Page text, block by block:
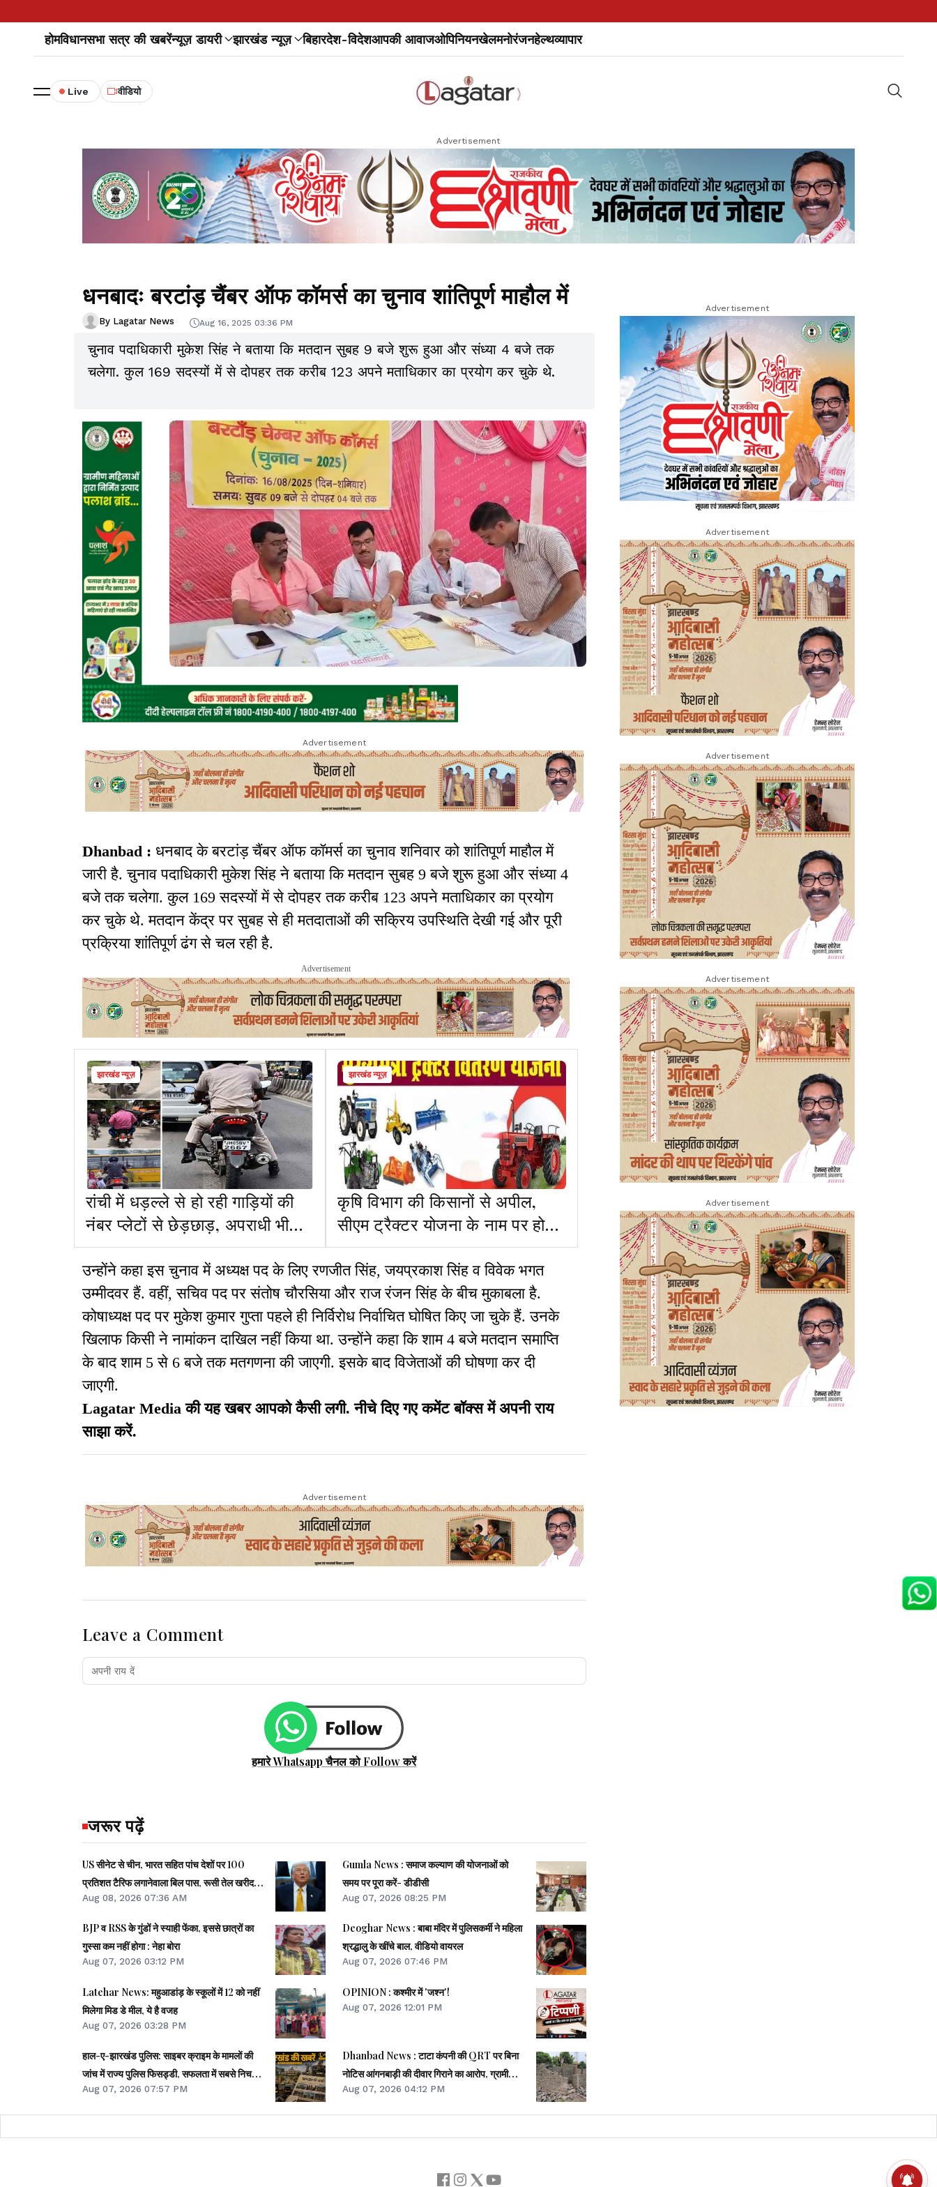
होमविधानसभा सत्र की खबरेंन्यूज़ डायरी झारखंड न्यूज़ बिहारदेश-विदेशआपकी आवाजओपिनियनखेलमनोरंजनहेल्थव्यापार
Live वीडियो
Advertisement
धनबादः बरटांड़ चैंबर ऑफ कॉमर्स का चुनाव शांतिपूर्ण माहौल में
By Lagatar News Aug 16, 2025 03:36 PM
चुनाव पदाधिकारी मुकेश सिंह ने बताया कि मतदान सुबह 9 बजे शुरू हुआ और संध्या 4 बजे तक
चलेगा. कुल 169 सदस्यों में से दोपहर तक करीब 123 अपने मताधिकार का प्रयोग कर चुके थे.
Advertisement
Dhanbad : धनबाद के बरटांड़ चैंबर ऑफ कॉमर्स का चुनाव शनिवार को शांतिपूर्ण माहौल में
जारी है. चुनाव पदाधिकारी मुकेश सिंह ने बताया कि मतदान सुबह 9 बजे शुरू हुआ और संध्या 4
बजे तक चलेगा. कुल 169 सदस्यों में से दोपहर तक करीब 123 अपने मताधिकार का प्रयोग
कर चुके थे. मतदान केंद्र पर सुबह से ही मतदाताओं की सक्रिय उपस्थिति देखी गई और पूरी
प्रक्रिया शांतिपूर्ण ढंग से चल रही है.
Advertisement
झारखंड न्यूज़
रांची में धड़ल्ले से हो रही गाड़ियों की
नंबर प्लेटों से छेड़छाड़, अपराधी भी
उठा रहे फायदा
झारखंड न्यूज़
कृषि विभाग की किसानों से अपील,
सीएम ट्रैक्टर योजना के नाम पर हो
रही साइबर ठगी से रहें सतर्क
उन्होंने कहा इस चुनाव में अध्यक्ष पद के लिए रणजीत सिंह, जयप्रकाश सिंह व विवेक भगत
उम्मीदवर हैं. वहीं, सचिव पद पर संतोष चौरसिया और राज रंजन सिंह के बीच मुकाबला है.
कोषाध्यक्ष पद पर मुकेश कुमार गुप्ता पहले ही निर्विरोध निर्वाचित घोषित किए जा चुके हैं. उनके
खिलाफ किसी ने नामांकन दाखिल नहीं किया था. उन्होंने कहा कि शाम 4 बजे मतदान समाप्ति
के बाद शाम 5 से 6 बजे तक मतगणना की जाएगी. इसके बाद विजेताओं की घोषणा कर दी
जाएगी.
Lagatar Media की यह खबर आपको कैसी लगी. नीचे दिए गए कमेंट बॉक्स में अपनी राय
साझा करें.
Advertisement
Leave a Comment
हमारे Whatsapp चैनल को Follow करें
जरूर पढ़ें
US सीनेट से चीन, भारत सहित पांच देशों पर 100
प्रतिशत टैरिफ लगानेवाला बिल पास, रूसी तेल खरीदना
पड़ेगा भारी
Aug 08, 2026 07:36 AM
BJP व RSS के गुंडों ने स्याही फेंका, इससे छात्रों का
गुस्सा कम नहीं होगा : नेहा बोरा
Aug 07, 2026 03:12 PM
Latehar News: महुआडांड़ के स्कूलों में 12 को नहीं
मिलेगा मिड डे मील, ये है वजह
Aug 07, 2026 03:28 PM
हाल-ए-झारखंड पुलिस: साइबर क्राइम के मामलों की
जांच में राज्य पुलिस फिसड्डी, सफलता में सबसे निचले
पायदान पर
Aug 07, 2026 07:57 PM
Gumla News : समाज कल्याण की योजनाओं को
समय पर पूरा करें- डीडीसी
Aug 07, 2026 08:25 PM
Deoghar News : बाबा मंदिर में पुलिसकर्मी ने महिला
श्रद्धालु के खींचे बाल, वीडियो वायरल
Aug 07, 2026 07:46 PM
OPINION : कश्मीर में 'जश्न'!
Aug 07, 2026 12:01 PM
Dhanbad News : टाटा कंपनी की QRT पर बिना
नोटिस आंगनबाड़ी की दीवार गिराने का आरोप, ग्रामीणों में
आक्रोश
Aug 07, 2026 04:12 PM
Advertisement
Advertisement
Advertisement
Advertisement
Advertisement